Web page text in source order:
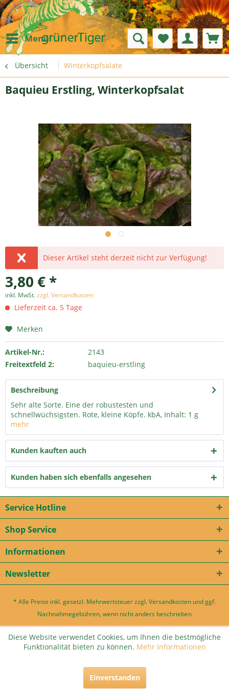
Menü
Übersicht Winterkopfsalate
Baquieu Erstling, Winterkopfsalat
Dieser Artikel steht derzeit nicht zur Verfügung!
3,80 € *
inkl. MwSt.zzgl. Versandkosten
Lieferzeit ca. 5 Tage
Merken
Artikel-Nr.:
2143
Freitextfeld 2:
baquieu-erstling
Beschreibung
Sehr alte Sorte. Eine der robustesten und
schnellwüchsigsten. Rote, kleine Köpfe. kbA, Inhalt: 1 g
mehr
Kunden kauften auch
Kunden haben sich ebenfalls angesehen
Service Hotline
Shop Service
Informationen
Newsletter
* Alle Preise inkl. gesetzl. Mehrwertsteuer zzgl.Versandkosten und ggf.
Nachnahmegebühren, wenn nicht anders beschrieben
Diese Website verwendet Cookies, um Ihnen die bestmögliche
Funktionalität bieten zu können. Mehr Informationen
Einverstanden